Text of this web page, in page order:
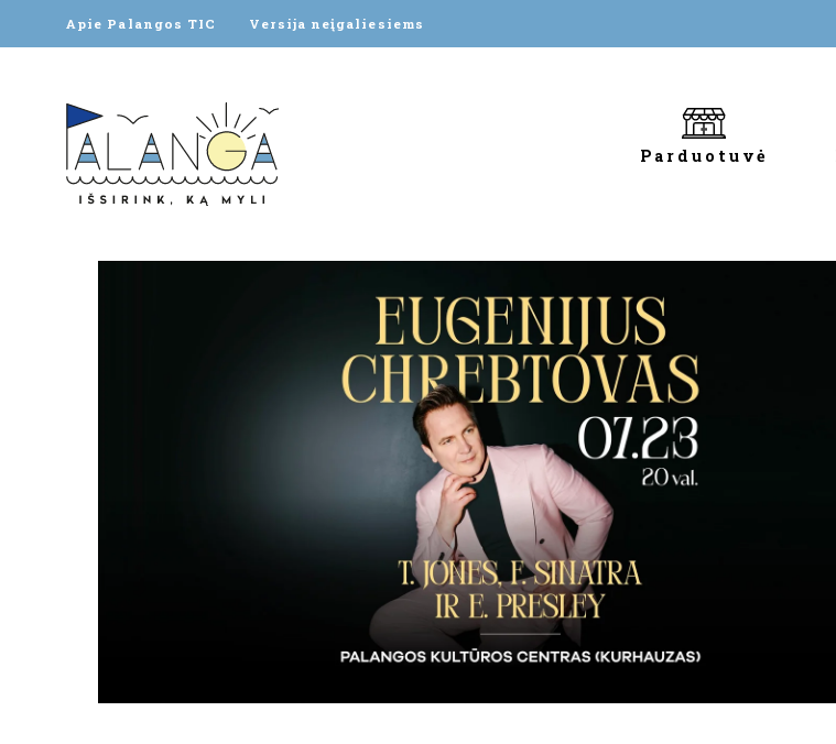
Apie Palangos TIC Versija neįgaliesiems
Parduotuvė